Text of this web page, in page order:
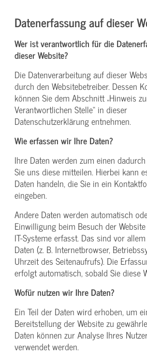
Datenerfassung auf dieser
Wer ist verantwortlich für die
dieser Website?
Die Datenverarbeitung auf dieser
durch den Websitebetreiber. Dessen
können Sie dem Abschnitt „Hinweis
Verantwortlichen Stelle“ in dieser
Datenschutzerklärung entnehmen.
Wie erfassen wir Ihre Daten?
Ihre Daten werden zum einen
Sie uns diese mitteilen. Hierbei kann
Daten handeln, die Sie in ein
eingeben.
Andere Daten werden automatisch
Einwilligung beim Besuch der
IT-Systeme erfasst. Das sind vor
Daten (z. B. Internetbrowser,
Uhrzeit des Seitenaufrufs). Die
erfolgt automatisch, sobald Sie diese
Wofür nutzen wir Ihre Daten?
Ein Teil der Daten wird erhoben, um
Bereitstellung der Website zu
Daten können zur Analyse Ihres
verwendet werden.